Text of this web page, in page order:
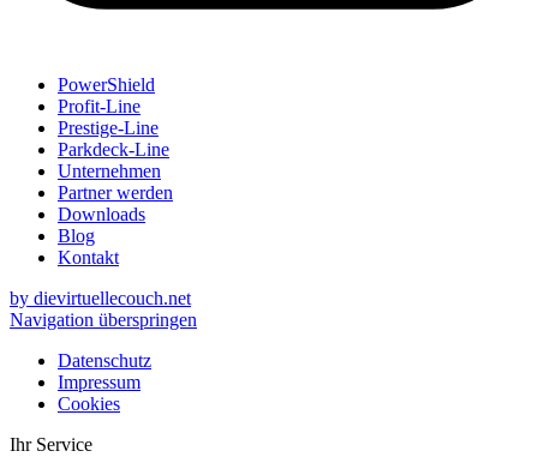
PowerShield
Profit-Line
Prestige-Line
Parkdeck-Line
Unternehmen
Partner werden
Downloads
Blog
Kontakt
by dievirtuellecouch.net
Navigation überspringen
Datenschutz
Impressum
Cookies
Ihr Service